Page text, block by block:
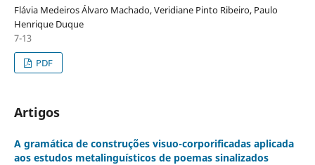
Flávia Medeiros Álvaro Machado, Veridiane Pinto Ribeiro, Paulo
Henrique Duque
7-13
PDF
Artigos
A gramática de construções visuo-corporificadas aplicada
aos estudos metalinguísticos de poemas sinalizados